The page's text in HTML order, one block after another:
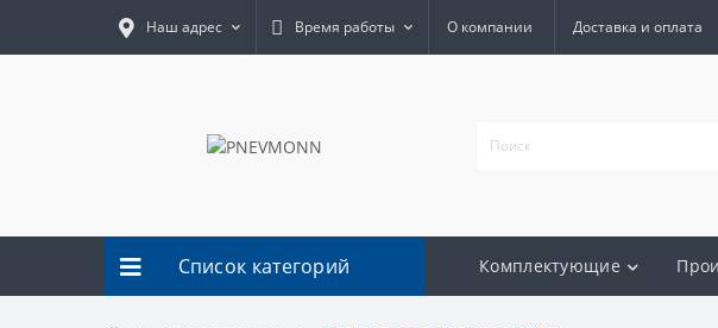
Наш адрес Время работы О компании Доставка и оплата
Список категорий Комплектующие